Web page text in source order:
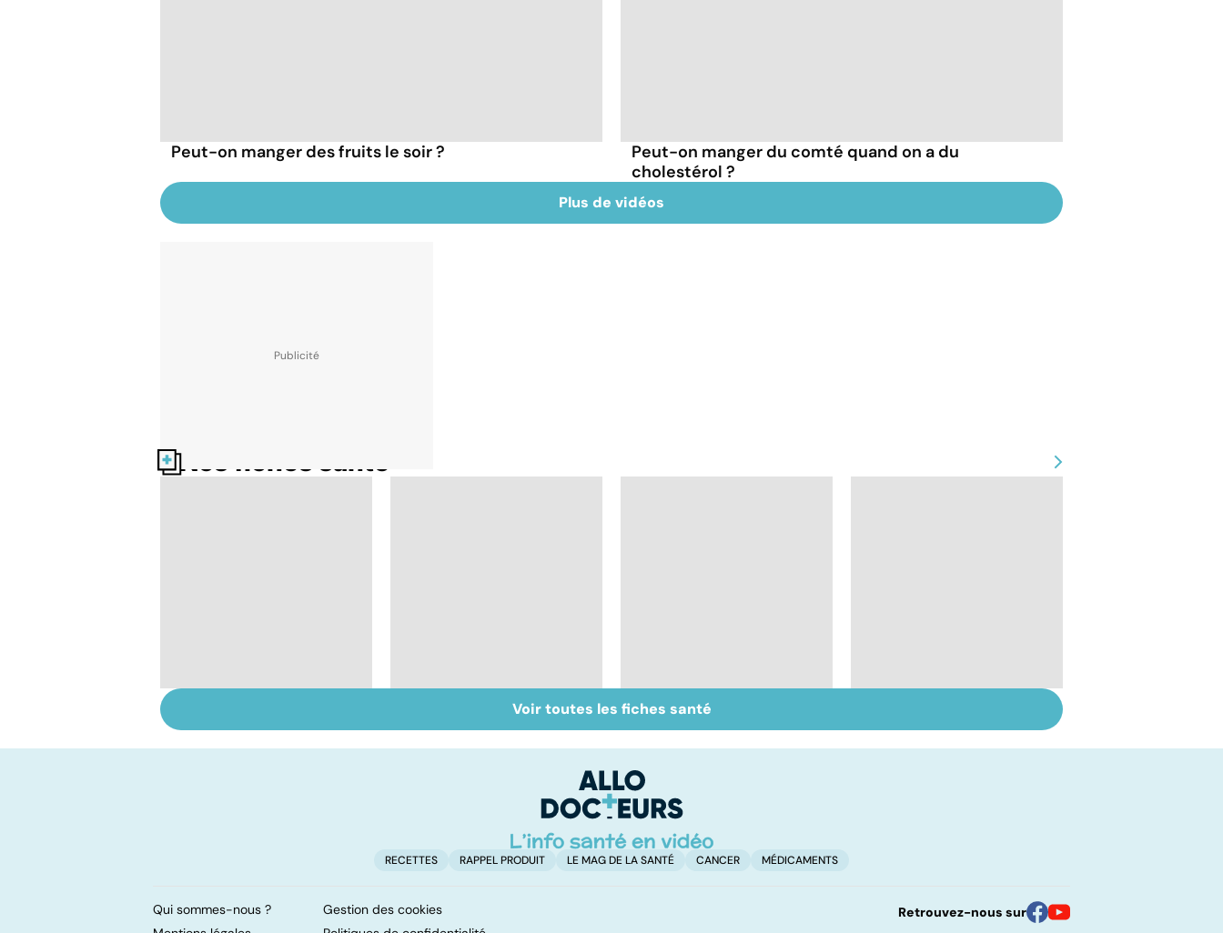
Peut-on manger des fruits le soir ?
Peut-on manger du comté quand on a du
cholestérol ?
Plus de vidéos
Nos fiches santé
conseils
Perturbateurs
endocriniens : une
Le magnésium, un
oligo-élément vital
régime FODMAP, une
Voir toutes les fiches santé
RECETTES RAPPEL PRODUIT LE MAG DE LA SANTÉ CANCER MÉDICAMENTS
Qui sommes-nous ?
Gestion des cookies
Retrouvez-nous sur